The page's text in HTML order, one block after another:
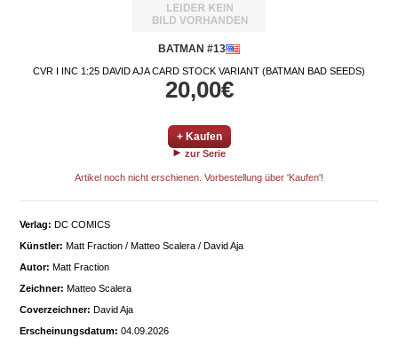
BATMAN #13
CVR I INC 1:25 DAVID AJA CARD STOCK VARIANT (BATMAN BAD SEEDS)
20,00€
+ Kaufen
zur Serie
Artikel noch nicht erschienen. Vorbestellung über 'Kaufen'!
Verlag: DC COMICS
Künstler: Matt Fraction / Matteo Scalera / David Aja
Autor: Matt Fraction
Zeichner: Matteo Scalera
Coverzeichner: David Aja
Erscheinungsdatum: 04.09.2026